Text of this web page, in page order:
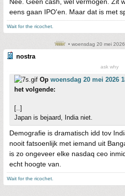
eens gaan IPO'en. Maar dat is met
Wait for the ricochet.
• woensdag 20 mei
nostra
ask why
Op woensdag 20 mei 2026
het volgende:
[..]
Japan is bejaard, India niet.
Demografie is dramatisch idd tov
nooit fatsoenlijk met iemand uit
is zo ongeveer elke nasdaq ceo
echt hoogte van.
Wait for the ricochet.